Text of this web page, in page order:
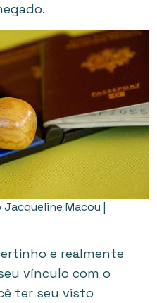
Macou |
e realmente
vínculo com o
ter seu visto